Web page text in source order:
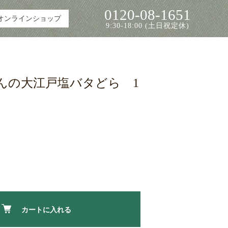
ンラインショップ 0120-08-1651
9:30-18:00 (土日祝定休)
の大江戸塩バタどら 1
カートに入れる